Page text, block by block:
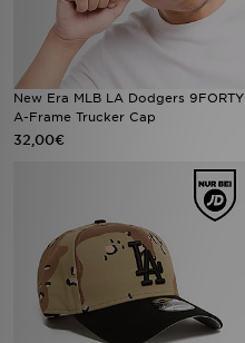
New Era MLB LA Dodgers 9FORTY
A-Frame Trucker Cap
32,00€